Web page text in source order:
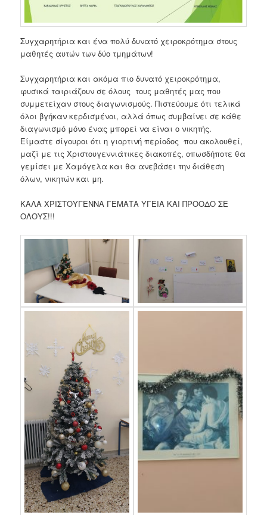
Συγχαρητήρια και ένα πολύ δυνατό χειροκρότημα στους
μαθητές αυτών των δύο τμημάτων!
Συγχαρητήρια και ακόμα πιο δυνατό χειροκρότημα,
φυσικά ταιριάζουν σε όλους τους μαθητές μας που
συμμετείχαν στους διαγωνισμούς. Πιστεύουμε ότι τελικά
όλοι βγήκαν κερδισμένοι, αλλά όπως συμβαίνει σε κάθε
διαγωνισμό μόνο ένας μπορεί να είναι ο νικητής.
Είμαστε σίγουροι ότι η γιορτινή περίοδος που ακολουθεί,
μαζί με τις Χριστουγεννιάτικες διακοπές, οπωσδήποτε θα
γεμίσει με Χαμόγελα και θα ανεβάσει την διάθεση
όλων, νικητών και μη.
ΚΑΛΑ ΧΡΙΣΤΟΥΓΕΝΝΑ ΓΕΜΑΤΑ ΥΓΕΙΑ ΚΑΙ ΠΡΟΟΔΟ ΣΕ
ΟΛΟΥΣ!!!